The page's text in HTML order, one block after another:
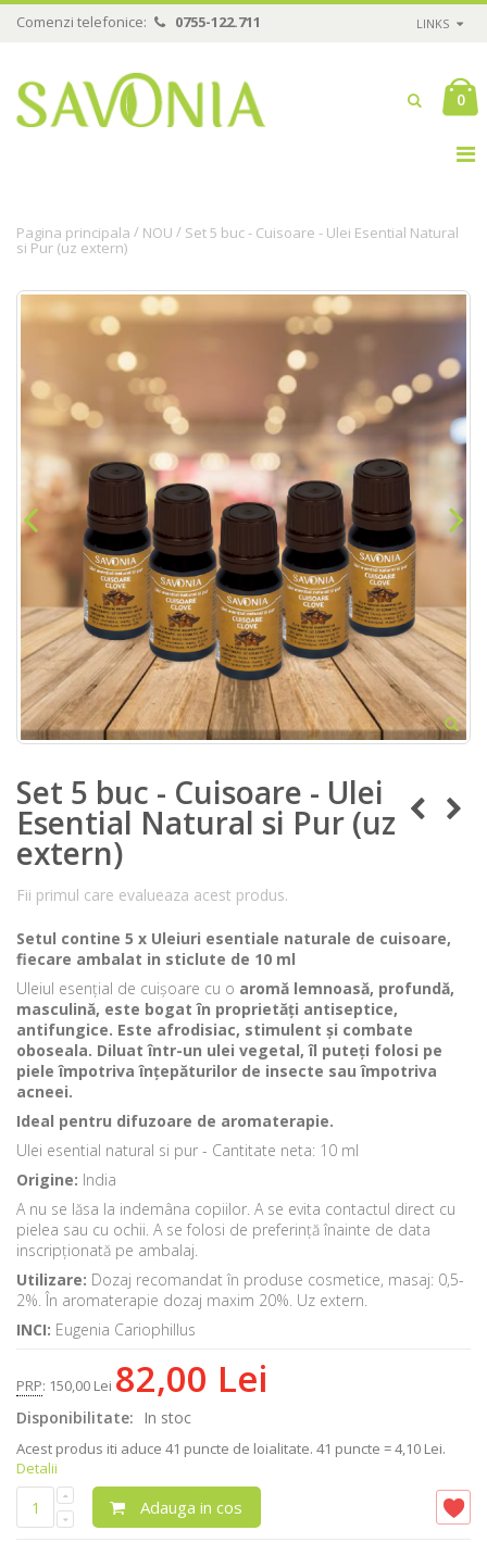
Comenzi telefonice: 0755-122.711 LINKS
0
Pagina principala / NOU / Set 5 buc - Cuisoare - Ulei Esential Natural
si Pur (uz extern)
Set 5 buc - Cuisoare - Ulei
Esential Natural si Pur (uz
extern)
Fii primul care evalueaza acest produs.
Setul contine 5 x Uleiuri esentiale naturale de cuisoare,
fiecare ambalat in sticlute de 10 ml
Uleiul esențial de cuișoare cu o aromă lemnoasă, profundă,
masculină, este bogat în proprietăți antiseptice,
antifungice. Este afrodisiac, stimulent și combate
oboseala. Diluat într-un ulei vegetal, îl puteți folosi pe
piele împotriva înțepăturilor de insecte sau împotriva
acneei.
Ideal pentru difuzoare de aromaterapie.
Ulei esential natural si pur - Cantitate neta: 10 ml
Origine: India
A nu se lăsa la indemâna copiilor. A se evita contactul direct cu
pielea sau cu ochii. A se folosi de preferință înainte de data
inscripționată pe ambalaj.
Utilizare: Dozaj recomandat în produse cosmetice, masaj: 0,5-
2%. În aromaterapie dozaj maxim 20%. Uz extern.
INCI: Eugenia Cariophillus
PRP: 150,00 Lei 82,00 Lei
Disponibilitate: In stoc
Acest produs iti aduce 41 puncte de loialitate. 41 puncte = 4,10 Lei.
Detalii
Adauga in cos